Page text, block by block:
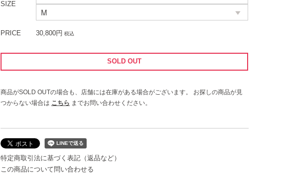
SIZE
PRICE 30,800円 税込
SOLD OUT
商品がSOLD OUTの場合も、店舗には在庫がある場合がございます。
お探しの商品が見
つからない場合は こちら までお問い合わせください。
特定商取引法に基づく表記（返品など）
この商品について問い合わせる